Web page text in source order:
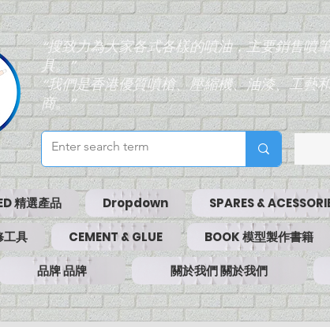
“搜致力為大家各式各樣的噴油，主要銷售噴
具。”
“我們是香港優質噴槍、壓縮機、油漆、工藝
商。”
精選產品 Dropdown SPARES &
工具 CEMENT & GLUE BOOK 模型製作書籍
品牌 品牌 關於我們 關於我們